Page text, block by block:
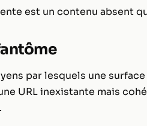
est un contenu absent
par lesquels une
URL inexistante mais